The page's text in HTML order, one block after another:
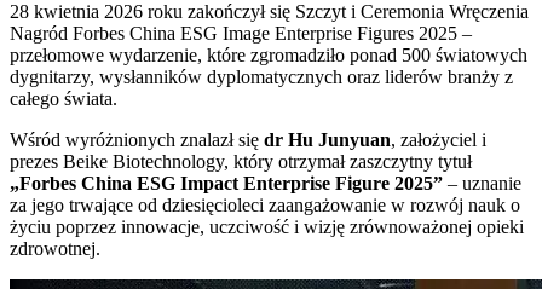
28 kwietnia 2026 roku zakończył się Szczyt i Ceremonia Wręczenia
Nagród Forbes China ESG Image Enterprise Figures 2025 –
przełomowe wydarzenie, które zgromadziło ponad 500 światowych
dygnitarzy, wysłanników dyplomatycznych oraz liderów branży z
całego świata.
Wśród wyróżnionych znalazł się dr Hu Junyuan, założyciel i
prezes Beike Biotechnology, który otrzymał zaszczytny tytuł
„Forbes China ESG Impact Enterprise Figure 2025” – uznanie
za jego trwające od dziesięcioleci zaangażowanie w rozwój nauk o
życiu poprzez innowacje, uczciwość i wizję zrównoważonej opieki
zdrowotnej.